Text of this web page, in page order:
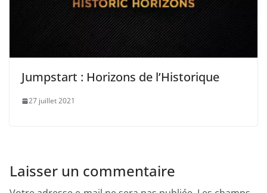
Jumpstart : Horizons de l’Historique
27 juillet 2021
Laisser un commentaire